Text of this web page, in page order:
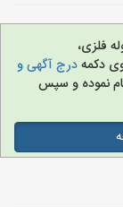
فلزی،
دکمهدرج آگهی و
نموده و سپس